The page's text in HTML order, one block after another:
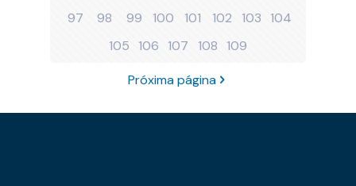
97
98 99 100 101 102 103 104
105
106 107 108 109
Próxima página